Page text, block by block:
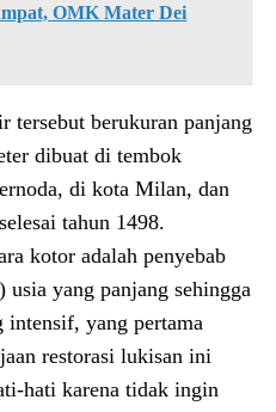
OMK Mater Dei
tersebut berukuran panjang
dibuat di tembok
di kota Milan, dan
tahun 1498.
kotor adalah penyebab
usia yang panjang sehingga
intensif, yang pertama
restorasi lukisan ini
hati karena tidak ingin